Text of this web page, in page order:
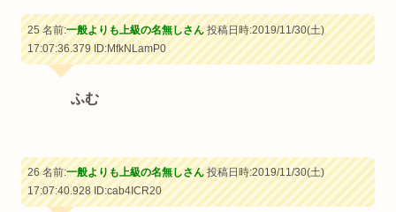
25 名前:一般よりも上級の名無しさん投稿日時:2019/11/30(土)
17:07:36.379ID:MfkNLamP0
ふむ
26 名前:一般よりも上級の名無しさん投稿日時:2019/11/30(土)
17:07:40.928ID:cab4ICR20